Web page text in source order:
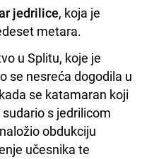
jedrilice, koja je
metara.
u Splitu, koje je
se nesreća dogodila u
se katamaran koji
s jedrilicom
obdukciju
učesnika te